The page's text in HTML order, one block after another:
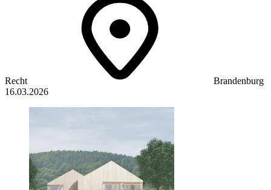
Recht
Brandenburg
16.03.2026